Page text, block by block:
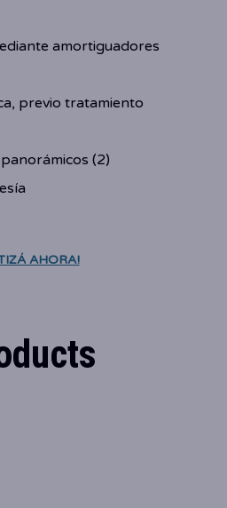
amortiguadores
previo tratamiento
(2)
AHORA!